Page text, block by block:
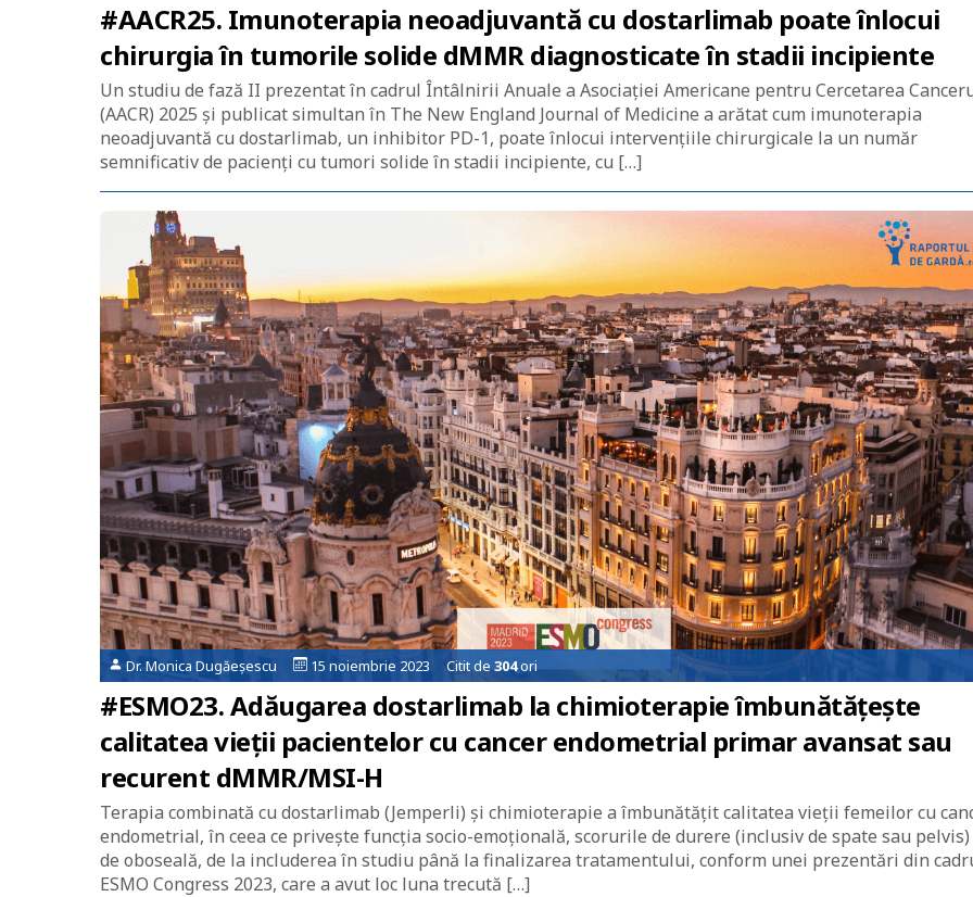
#AACR25. Imunoterapia neoadjuvantă cu dostarlimab poate înlocui
chirurgia în tumorile solide dMMR diagnosticate în stadii incipiente
Un studiu de fază II prezentat în cadrul Întâlnirii Anuale a Asociației Americane pentru Cercetarea
(AACR) 2025 și publicat simultan în The New England Journal of Medicine a arătat cum imunoterapia
neoadjuvantă cu dostarlimab, un inhibitor PD-1, poate înlocui intervențiile chirurgicale la un număr
semnificativ de pacienți cu tumori solide în stadii incipiente, cu […]
Dr. Monica Dugăeșescu 15 noiembrie 2023 Citit de304ori
#ESMO23. Adăugarea dostarlimab la chimioterapie îmbunătățește
calitatea vieții pacientelor cu cancer endometrial primar avansat sau
recurent dMMR/MSI-H
Terapia combinată cu dostarlimab (Jemperli) și chimioterapie a îmbunătățit calitatea vieții femeilor cu
endometrial, în ceea ce privește funcția socio-emoțională, scorurile de durere (inclusiv de spate sau
de oboseală, de la includerea în studiu până la finalizarea tratamentului, conform unei prezentări din
ESMO Congress 2023, care a avut loc luna trecută […]